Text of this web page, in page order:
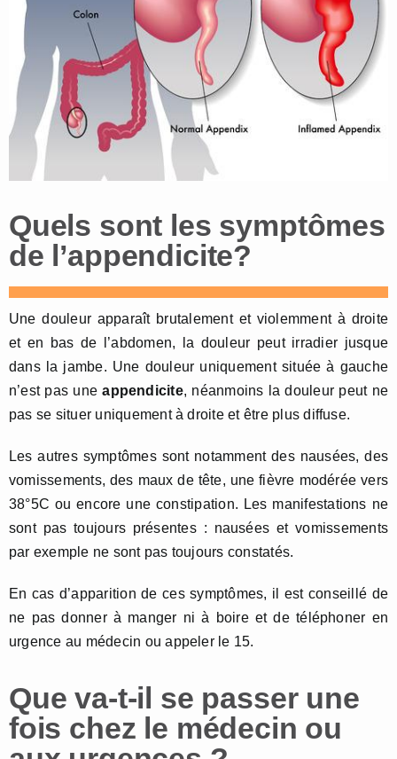
Quels sont les symptômes
de l’appendicite?
Une douleur apparaît brutalement et violemment à droite
et en bas de l’abdomen, la douleur peut irradier jusque
dans la jambe. Une douleur uniquement située à gauche
n’est pas uneappendicite, néanmoins la douleur peut ne
pas se situer uniquement à droite et être plus diffuse.
Les autres symptômes sont notamment des nausées, des
vomissements, des maux de tête, une fièvre modérée vers
38°5C ou encore une constipation. Les manifestations ne
sont pas toujours présentes : nausées et vomissements
par exemple ne sont pas toujours constatés.
En cas d’apparition de ces symptômes, il est conseillé de
ne pas donner à manger ni à boire et de téléphoner en
urgence au médecin ou appeler le 15.
Que va-t-il se passer une
fois chez le médecin ou